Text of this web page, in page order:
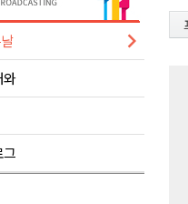
오늘 극한폭염 계속..낮 최고 ‘
썩고, 무르고..농산물 피해 속출
강릉시, 민선9기 21개 읍면동
양구군, 원주환경청에 비점오
<강원랜드> 관광객이 인구 3
와
그